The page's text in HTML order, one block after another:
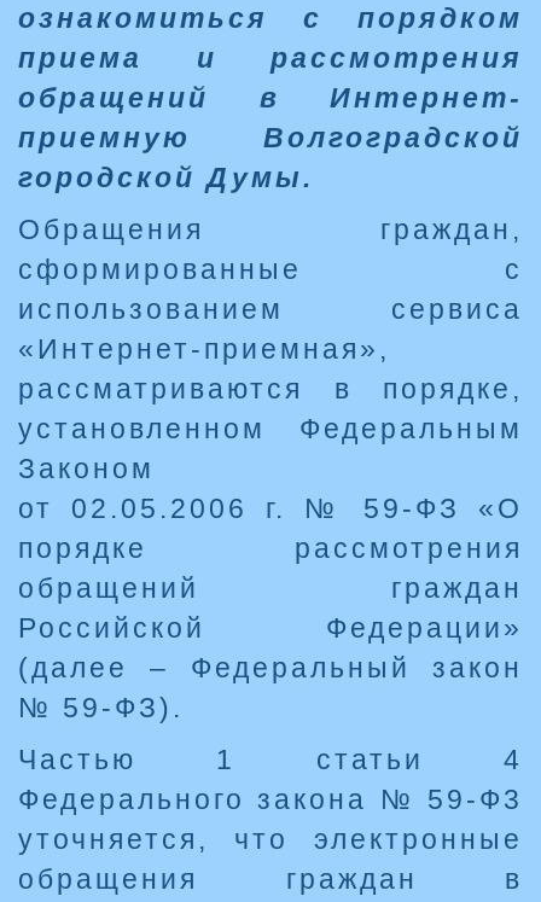
ознакомиться с порядком
приема и рассмотрения
обращений в Интернет-
приемную Волгоградской
городской Думы.
Обращения граждан,
сформированные с
использованием сервиса
«Интернет-приемная»,
рассматриваются в порядке,
установленном Федеральным
Законом
от 02.05.2006 г. № 59-ФЗ «О
порядке рассмотрения
обращений граждан
Российской Федерации»
(далее – Федеральный закон
№ 59-ФЗ).
Частью 1 статьи 4
Федерального закона № 59-Ф3
уточняется, что электронные
обращения граждан в